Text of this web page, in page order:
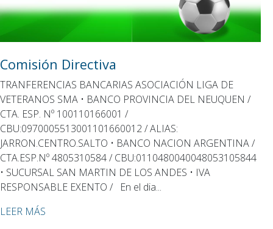
Comisión Directiva
TRANFERENCIAS BANCARIAS ASOCIACIÓN LIGA DE
VETERANOS SMA • BANCO PROVINCIA DEL NEUQUEN /
CTA. ESP. Nº 100110166001 /
CBU:0970005513001101660012 / ALIAS:
JARRON.CENTRO.SALTO • BANCO NACION ARGENTINA /
CTA.ESP.Nº 4805310584 / CBU:0110480040048053105844
• SUCURSAL SAN MARTIN DE LOS ANDES • IVA
RESPONSABLE EXENTO / En el dia...
LEER MÁS